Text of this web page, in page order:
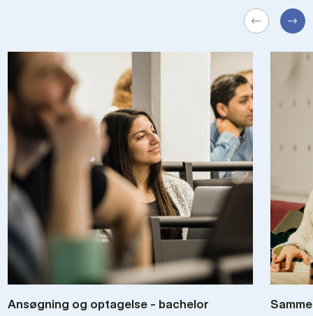
An­søg­ning og op­ta­gel­se - ba­chel­or